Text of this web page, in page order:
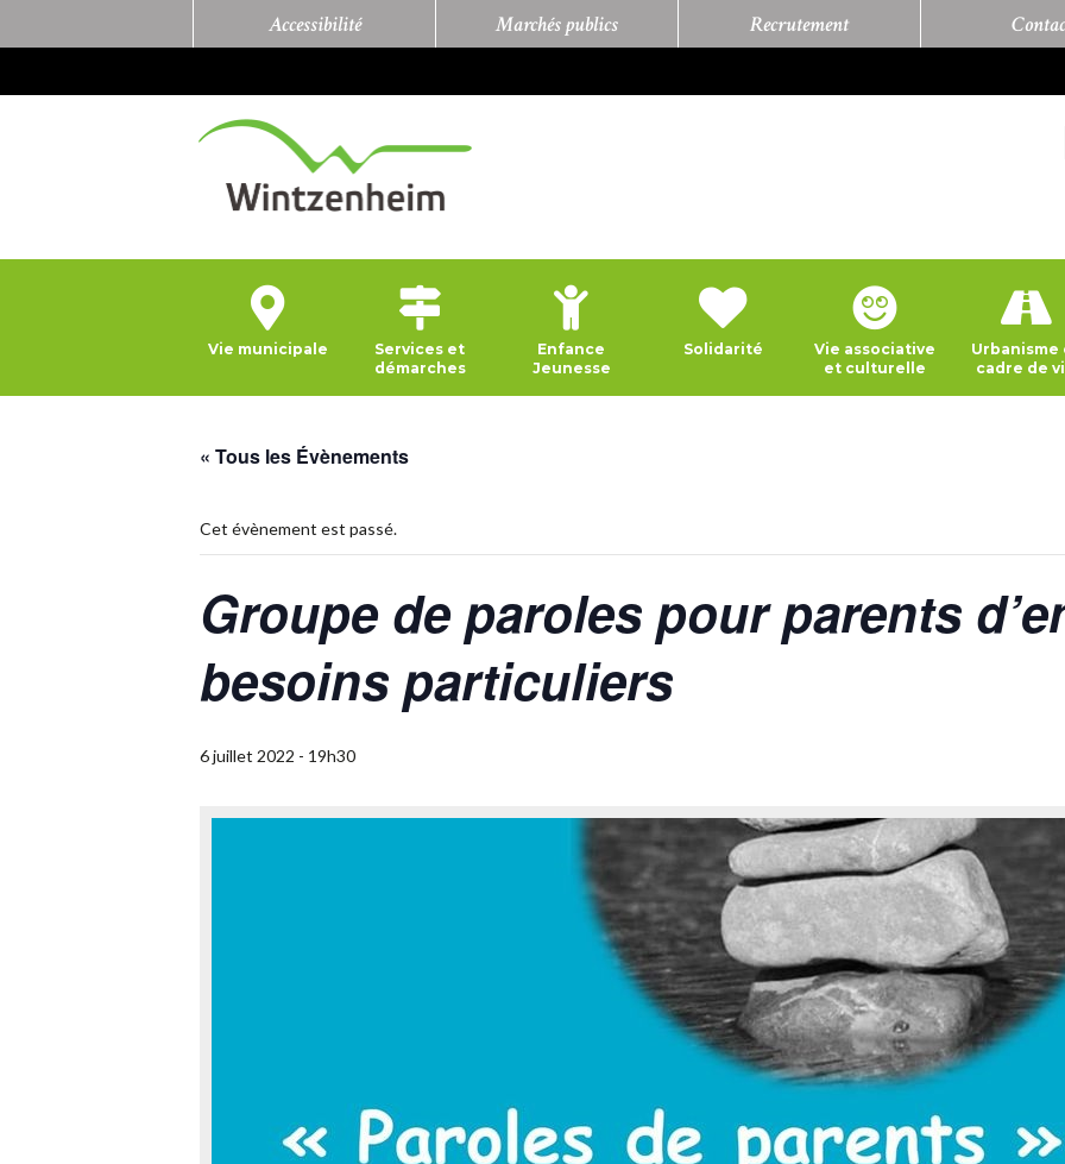
Accessibilité Marchés publics Recrutement
Vie municipale
Services et
démarches
Enfance
Jeunesse
Solidarité
Vie associative
et culturelle
Urbanisme
cadre de
« Tous les Évènements
Cet évènement est passé.
Groupe de paroles pour parents
besoins particuliers
6 juillet 2022 - 19h30